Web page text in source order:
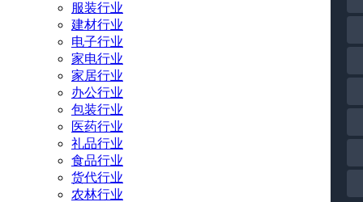
服装行业
建材行业
电子行业
家电行业
家居行业
办公行业
包装行业
医药行业
礼品行业
食品行业
货代行业
农林行业